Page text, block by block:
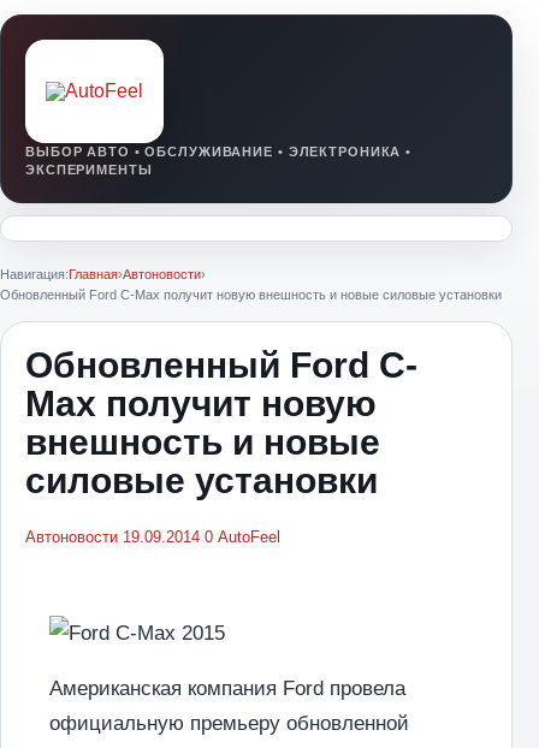
Навигация:Главная›Автоновости›
Обновленный Ford C-Max получит новую внешность и новые силовые установки
Обновленный Ford C-
Max получит новую
внешность и новые
силовые установки
Автоновости 19.09.2014 0 AutoFeel
Американская компания Ford провела
официальную премьеру обновленной